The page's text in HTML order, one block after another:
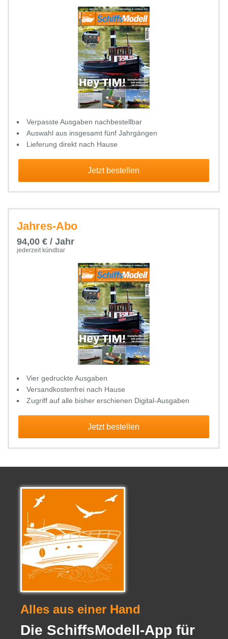
Verpasste Ausgaben nachbestellbar
Auswahl aus insgesamt fünf Jahrgängen
Lieferung direkt nach Hause
Jetzt bestellen
Jahres-Abo
94,00 € / Jahr
jederzeit kündbar
Vier gedruckte Ausgaben
Versandkostenfrei nach Hause
Zugriff auf alle bisher erschienen Digital-Ausgaben
Jetzt bestellen
Alles aus einer Hand
Die SchiffsModell-App für